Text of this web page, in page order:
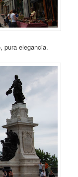
pura elegancia.